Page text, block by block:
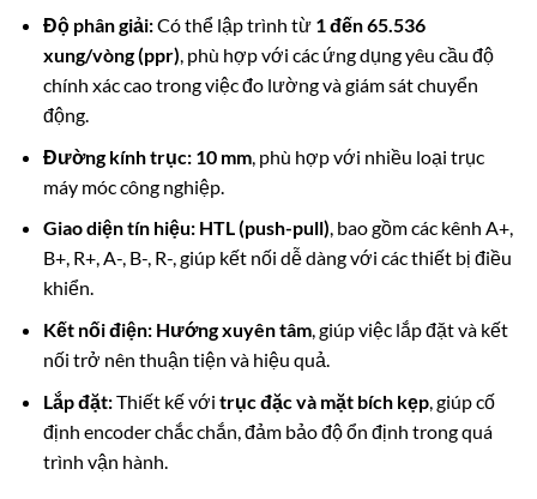
Độ phân giải:Có thể lập trình từ 1 đến 65.536
xung/vòng (ppr), phù hợp với các ứng dụng yêu cầu độ
chính xác cao trong việc đo lường và giám sát chuyển
động.
Đường kính trục: 10 mm, phù hợp với nhiều loại trục
máy móc công nghiệp.
Giao diện tín hiệu: HTL (push-pull), bao gồm các kênh A+,
B+, R+, A-, B-, R-, giúp kết nối dễ dàng với các thiết bị điều
khiển.
Kết nối điện: Hướng xuyên tâm, giúp việc lắp đặt và kết
nối trở nên thuận tiện và hiệu quả.
Lắp đặt:Thiết kế với trục đặc và mặt bích kẹp, giúp cố
định encoder chắc chắn, đảm bảo độ ổn định trong quá
trình vận hành.